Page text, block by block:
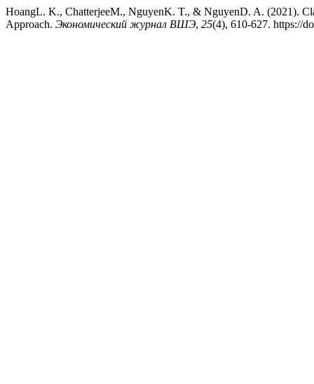
HoangL. K., ChatterjeeM., NguyenK. T., & NguyenD. A. (2021).
Approach. Экономический журнал ВШЭ, 25(4), 610-627. https://